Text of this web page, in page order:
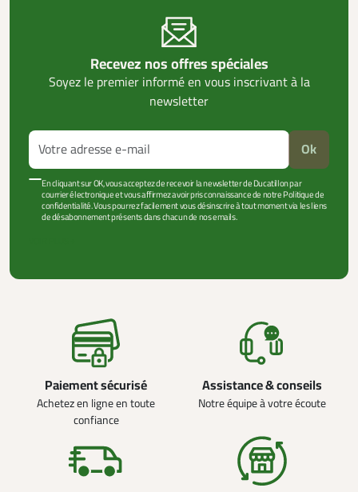
Recevez nos offres spéciales
Soyez le premier informé en vous inscrivant à la
newsletter
Ok
En cliquant sur OK, vous acceptez de recevoir la newsletter de Ducatillon par
courrier électronique et vous affirmez avoir pris connaissance de notre Politique de
confidentialité. Vous pourrez facilement vous désinscrire à tout moment via les liens
de désabonnement présents dans chacun de nos emails.
Paiement sécurisé
Achetez en ligne en toute
confiance
Assistance & conseils
Notre équipe à votre écoute